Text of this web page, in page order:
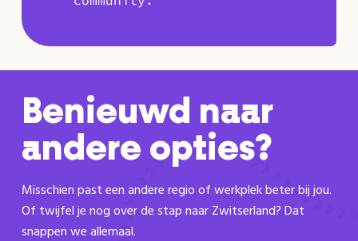
Benieuwd naar
andere opties?
Misschien past een andere regio of werkplek beter bij jou.
Of twijfel je nog over de stap naar Zwitserland? Dat
snappen we allemaal.